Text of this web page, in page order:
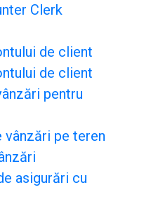
Clerk
de client
de client
pentru
vânzări pe teren
asigurări cu